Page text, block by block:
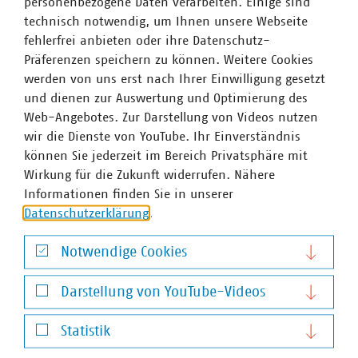
Auch in der Gesetzgebung gab es von Seiten des StMELF
neue, das Grundwasser betreffende Entwicklungen. So
wurde Mitte Oktober der Entwurf zurVerordnung zur
Änderung der Ausführungsverordnung
Düngeverordnung (AVDüV)in die Verbändeanhörung
gegeben. Damit wurden rote und gelbe Gebiete im
Freistaat neu ausgewiesen und die neuen
Bundesvorgaben zu Gebietsausweisungen umgesetzt.
Trotz der kurzen Frist hat die VKU LG Bayern zur
Änderungsverordnung AVDüV eine schriftliche
Stellungnahme an das Landwirtschaftsministerium
stets kritisierten Modellierung der Gebietskulissen als ein
wichtiger Schritt für den Grundwasserschutz begrüßt.
Andererseits fehlen jedoch Informationen darüber,
welche Messstellen für die Ausweisung der Gebiete
herangezogen wurden, was eine Bewertung der
Gebietskulissen erschwert. Des Weiteren sollte zügig der
technisch notwendig, um Ihnen unsere Webseite
fehlerfrei anbieten oder ihre Datenschutz-
Präferenzen speichern zu können. Weitere Cookies
werden von uns erst nach Ihrer Einwilligung gesetzt
und dienen zur Auswertung und Optimierung des
Web-Angebotes. Zur Darstellung von Videos nutzen
wir die Dienste von YouTube. Ihr Einverständnis
können Sie jederzeit im Bereich Privatsphäre mit
Wirkung für die Zukunft widerrufen. Nähere
Informationen finden Sie in unserer
Datenschutzerklärung.
Notwendige Cookies
Notwendige Cookies
Darstellung von YouTube-Videos
Darstellung von YouTube-Videos
Statistik
Statistik